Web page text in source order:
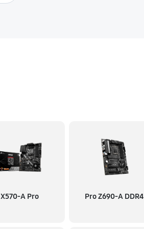
X570-A Pro Pro Z690-A DDR4